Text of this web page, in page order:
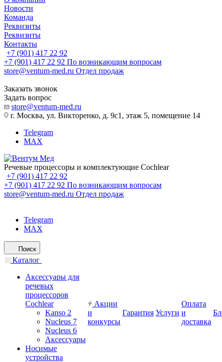
Новости
Команда
Реквизиты
Реквизиты
Контакты
+7 (901) 417 22 92
+7 (901) 417 22 92 По возникающим вопросам
store@ventum-med.ru Отдел продаж
Заказать звонок
Задать вопрос
store@ventum-med.ru
г. Москва, ул. Викторенко, д. 9с1, этаж 5, помещение 14
Telegram
MAX
Речевые процессоры и комплектующие Cochlear
+7 (901) 417 22 92
+7 (901) 417 22 92 По возникающим вопросам
store@ventum-med.ru Отдел продаж
Telegram
MAX
Поиск
Каталог
Аксессуары для
речевых
процессоров
Cochlear
Kanso 2
Nucleus 7
Nucleus 6
Аксессуары
Носимые
устройства
Акции
и
конкурсы
Гарантия Услуги
Оплата
и
доставка